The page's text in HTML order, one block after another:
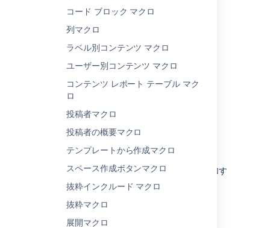
コー​ド ブロック マクロ
列マクロ
ラベル別コンテンツ マクロ
ユーザー別コンテンツ マクロ
コンテンツ レポート テーブル マク
ロ
投稿者マクロ
投稿者の概要マクロ
テンプレートから作成マクロ
スペース作成ボタンマクロ
抜粋インクルード マクロ
抜粋マクロ
展開マクロ
Google ドキュメント、スプレッドシー
Google カレンダー
Google マップ
Wufoo
Facebook
LinkedIn
Microsoft Stream
Spotify
Prezi
これらのサイトについては、許可リスト
に追加す
ることでコンテンツを表示できます。
Scribd